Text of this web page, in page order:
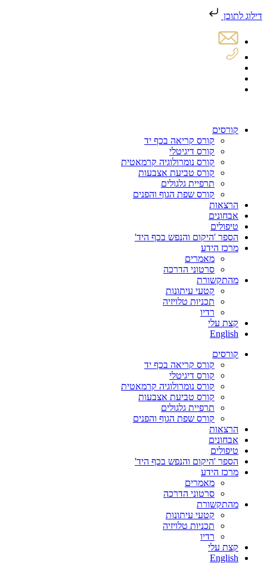
דילוג לתוכן
קורסים
קורס קריאה בכף יד
קורס דיגיטלי
קורס נומרולוגיה קרמאטית
קורס טביעת אצבעות
תרפיית גלגולים
קורס שפת הגוף והפנים
הרצאות
אבחונים
טיפולים
הספר 'היקום והנפש בכף היד'
מרכז הידע
מאמרים
סרטוני הדרכה
מהתקשורת
קטעי עיתונות
תכניות טלויזיה
רדיו
קצת עלי
English
קורסים
קורס קריאה בכף יד
קורס דיגיטלי
קורס נומרולוגיה קרמאטית
קורס טביעת אצבעות
תרפיית גלגולים
קורס שפת הגוף והפנים
הרצאות
אבחונים
טיפולים
הספר 'היקום והנפש בכף היד'
מרכז הידע
מאמרים
סרטוני הדרכה
מהתקשורת
קטעי עיתונות
תכניות טלויזיה
רדיו
קצת עלי
English